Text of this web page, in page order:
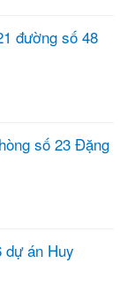
đường số 48
số 23 Đặng
dự án Huy